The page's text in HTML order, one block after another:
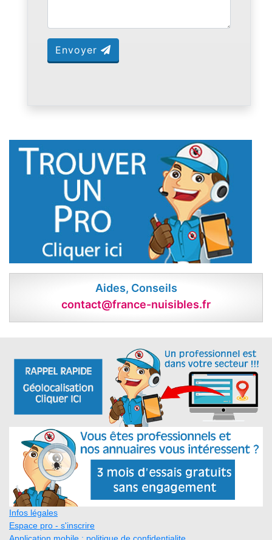
Envoyer
Aides, Conseils
contact@france-nuisibles.fr
Infos légales
Espace pro - s'inscrire